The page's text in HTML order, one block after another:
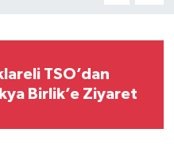
TSO’dan
Birlik’e Ziyaret